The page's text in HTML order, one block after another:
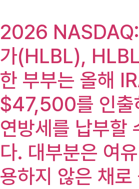
2026
가(HLBL), HLBL
한 부부는 올해
$47,500를 인출
연방세를 납부할
다. 대부분은 여
용하지 않은 채로